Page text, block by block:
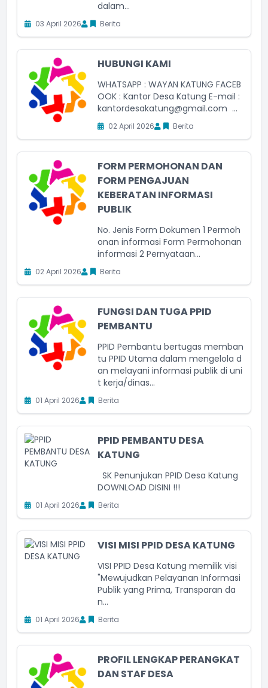
dalam...
03 April 2026 Berita
HUBUNGI KAMI
WHATSAPP : WAYAN KATUNG FACEB
OOK : Kantor Desa Katung E-mail :
kantordesakatung@gmail.com ...
02 April 2026 Berita
FORM PERMOHONAN DAN
FORM PENGAJUAN
KEBERATAN INFORMASI
PUBLIK
No. Jenis Form Dokumen 1 Permoh
onan informasi Form Permohonan
informasi 2 Pernyataan...
02 April 2026 Berita
FUNGSI DAN TUGA PPID
PEMBANTU
PPID Pembantu bertugas memban
tu PPID Utama dalam mengelola d
an melayani informasi publik di uni
t kerja/dinas...
01 April 2026 Berita
PPID PEMBANTU DESA
KATUNG
SK Penunjukan PPID Desa Katung
01 April 2026 Berita
VISI MISI PPID DESA KATUNG
VISI PPID Desa Katung memilik visi
"Mewujudkan Pelayanan Informasi
Publik yang Prima, Transparan da
n...
01 April 2026 Berita
PROFIL LENGKAP PERANGKAT
DAN STAF DESA